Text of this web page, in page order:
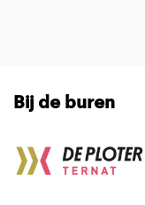
Bij de buren